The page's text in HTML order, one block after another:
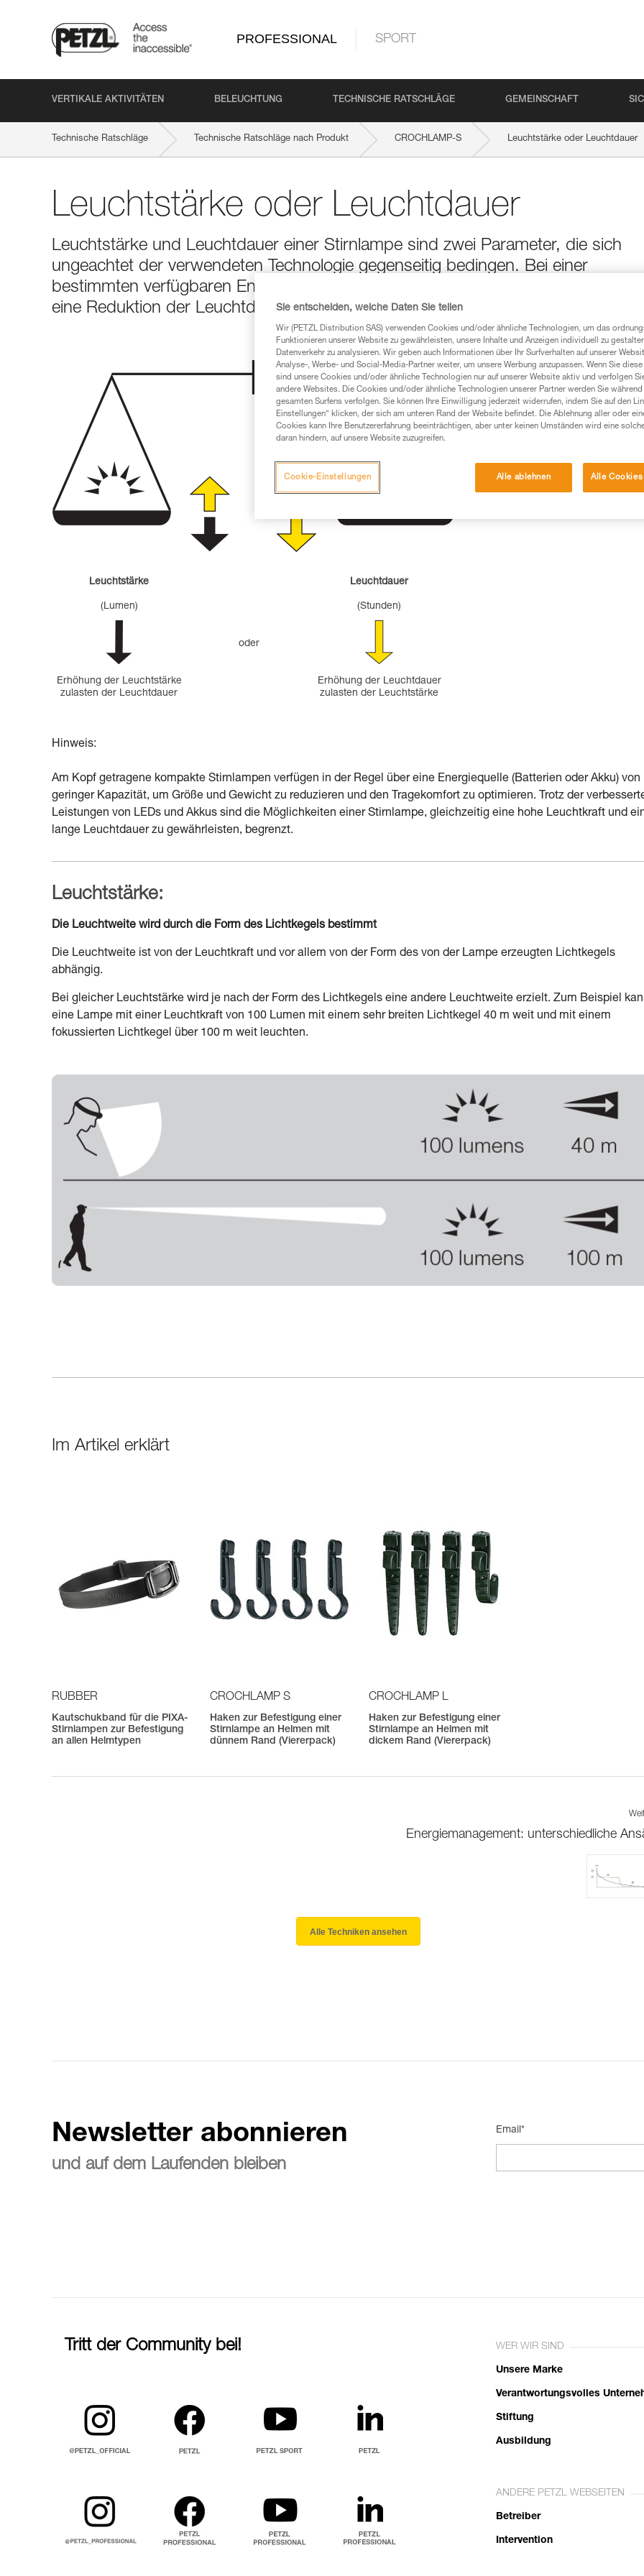
PROFESSIONAL SPORT
VERTIKALE AKTIVITÄTEN BELEUCHTUNG TECHNISCHE RATSCHLÄGE GEMEINSCHAFT
Technische Ratschläge Technische Ratschläge nach Produkt CROCHLAMP-S Leuchtstärke oder Leuchtdauer
Leuchtstärke oder Leuchtdauer
Leuchtstärke und Leuchtdauer einer Stirnlampe sind zwei Parameter, die sich
ungeachtet der verwendeten Technologie gegenseitig bedingen. Bei einer
bestimmten verfügbaren Energie hat die Erhöhung der Leuchtstärke
eine Reduktion der Leuchtdauer und umgekehrt zur Folge.
Leuchtstärke
(Lumen)
Leuchtdauer
(Stunden)
oder
Erhöhung der Leuchtstärke
zulasten der Leuchtdauer
Erhöhung der Leuchtdauer
zulasten der Leuchtstärke
Hinweis:
Am Kopf getragene kompakte Stirnlampen verfügen in der Regel über eine Energiequelle (Batterien oder Akku) von
geringer Kapazität, um Größe und Gewicht zu reduzieren und den Tragekomfort zu optimieren. Trotz der
Leistungen von LEDs und Akkus sind die Möglichkeiten einer Stirnlampe, gleichzeitig eine hohe Leuchtkraft und
lange Leuchtdauer zu gewährleisten, begrenzt.
Leuchtstärke:
Die Leuchtweite wird durch die Form des Lichtkegels bestimmt
Die Leuchtweite ist von der Leuchtkraft und vor allem von der Form des von der Lampe erzeugten Lichtkegels
abhängig.
Bei gleicher Leuchtstärke wird je nach der Form des Lichtkegels eine andere Leuchtweite erzielt. Zum Beispiel
eine Lampe mit einer Leuchtkraft von 100 Lumen mit einem sehr breiten Lichtkegel 40 m weit und mit einem
fokussierten Lichtkegel über 100 m weit leuchten.
Im Artikel erklärt
RUBBER
Kautschukband für die PIXA-
Stirnlampen zur Befestigung
an allen Helmtypen
CROCHLAMP S
Haken zur Befestigung einer
Stirnlampe an Helmen mit
dünnem Rand (Viererpack)
CROCHLAMP L
Haken zur Befestigung einer
Stirnlampe an Helmen mit
dickem Rand (Viererpack)
Energiemanagement: unterschiedliche
Alle Techniken ansehen
Newsletter abonnieren
und auf dem Laufenden bleiben
Email*
Tritt der Community bei! WER WIR SIND
Unsere Marke
Verantwortungsvolles
Stiftung
Ausbildung
ANDERE PETZL WEBSEITEN
Betreiber
Intervention
Sie entscheiden, welche Daten Sie teilen
Wir (PETZL Distribution SAS) verwenden Cookies und/oder ähnliche Technologien, um das
Funktionieren unserer Website zu gewährleisten, unsere Inhalte und Anzeigen individuell zu
Datenverkehr zu analysieren. Wir geben auch Informationen über Ihr Surfverhalten auf unserer
Analyse-, Werbe- und Social-Media-Partner weiter, um unsere Werbung anzupassen. Wenn Sie
sind unsere Cookies und/oder ähnliche Technologien nur auf unserer Website aktiv und verfolgen
andere Websites. Die Cookies und/oder ähnliche Technologien unserer Partner werden Sie während
gesamten Surfens verfolgen. Sie können Ihre Einwilligung jederzeit widerrufen, indem Sie auf den
Einstellungen“ klicken, der sich am unteren Rand der Website befindet. Die Ablehnung aller oder
Cookies kann Ihre Benutzererfahrung beeinträchtigen, aber unter keinen Umständen wird eine
daran hindern, auf unsere Website zuzugreifen.
Alle ablehnen Alle
Cookie-Einstellungen